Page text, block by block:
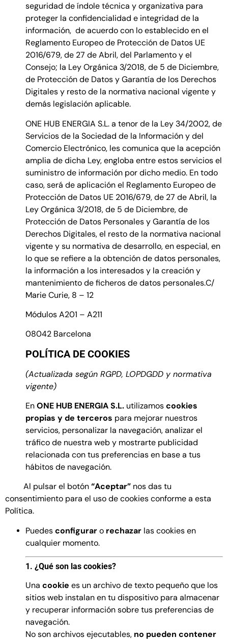
seguridad de índole técnica y organizativa para
proteger la confidencialidad e integridad de la
información, de acuerdo con lo establecido en el
Reglamento Europeo de Protección de Datos UE
2016/679, de 27 de Abril, del Parlamento y el
Consejo; la Ley Orgánica 3/2018, de 5 de Diciembre,
de Protección de Datos y Garantía de los Derechos
Digitales y resto de la normativa nacional vigente y
demás legislación aplicable.
ONE HUB ENERGIA S.L. a tenor de la Ley 34/2002, de
Servicios de la Sociedad de la Información y del
Comercio Electrónico, les comunica que la acepción
amplia de dicha Ley, engloba entre estos servicios el
suministro de información por dicho medio. En todo
caso, será de aplicación el Reglamento Europeo de
Protección de Datos UE 2016/679, de 27 de Abril, la
Ley Orgánica 3/2018, de 5 de Diciembre, de
Protección de Datos Personales y Garantía de los
Derechos Digitales, el resto de la normativa nacional
vigente y su normativa de desarrollo, en especial, en
lo que se refiere a la obtención de datos personales,
la información a los interesados y la creación y
mantenimiento de ficheros de datos personales.C/
Marie Curie, 8 – 12
Módulos A201 – A211
08042 Barcelona
POLÍTICA DE COOKIES
(Actualizada según RGPD, LOPDGDD y normativa
vigente)
EnONE HUB ENERGIA S.L. utilizamoscookies
propias y de terceros para mejorar nuestros
servicios, personalizar la navegación, analizar el
tráfico de nuestra web y mostrarte publicidad
relacionada con tus preferencias en base a tus
hábitos de navegación.
Al pulsar el botón“Aceptar” nos das tu
consentimiento para el uso de cookies conforme a esta
Política.
Puedesconfiguraro rechazar las cookies en
cualquier momento.
1. ¿Qué son las cookies?
Una cookie es un archivo de texto pequeño que los
sitios web instalan en tu dispositivo para almacenar
y recuperar información sobre tus preferencias de
navegación.
No son archivos ejecutables, no pueden contener